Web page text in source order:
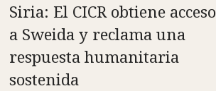
Siria: El CICR obtiene acceso
a Sweida y reclama una
respuesta humanitaria
sostenida